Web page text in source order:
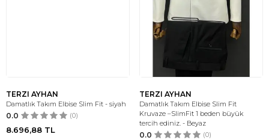
TERZI AYHAN
Damatlık Takım Elbise Slim Fit - siyah
0.0 (0)
8.696,88 TL
TERZI AYHAN
Damatlık Takım Elbise Slim Fit
Kruvaze –SlimFit 1 beden büyük
tercih ediniz. - Beyaz
0.0 (0)